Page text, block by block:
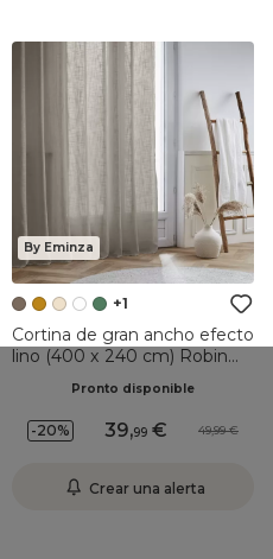
By Eminza
+1
Cortina de gran ancho efecto
lino (400 x 240 cm) Robin
Pronto disponible
-20% 39,99 49,99
Crear una alerta